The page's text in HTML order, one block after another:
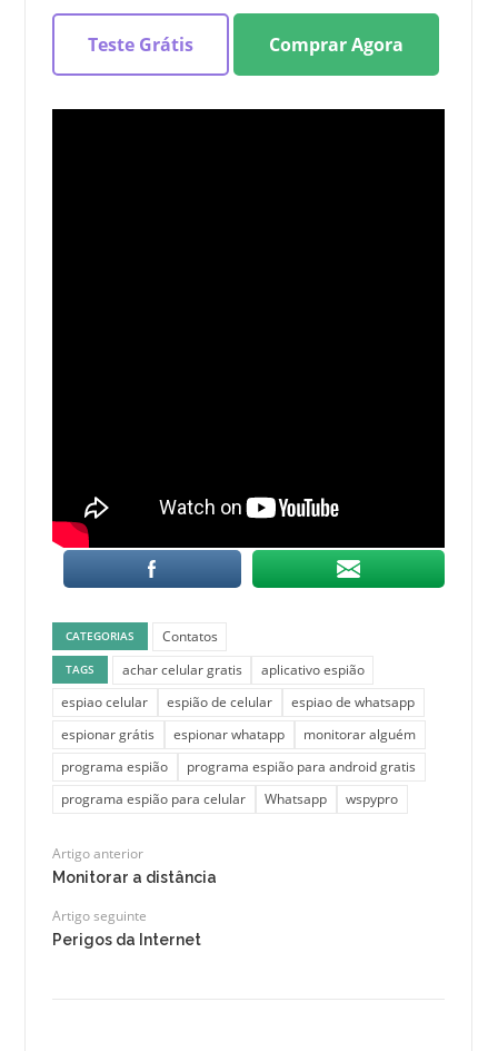
Teste Grátis Comprar Agora
CATEGORIAS Contatos
TAGS achar celular gratis
aplicativo espião
espiao celular
espião de celular
espiao de whatsapp
espionar grátis
espionar whatapp
monitorar alguém
programa espião
programa espião para android gratis
programa espião para celular
Whatsapp wspypro
Artigo anterior
Monitorar a distância
Artigo seguinte
Perigos da Internet